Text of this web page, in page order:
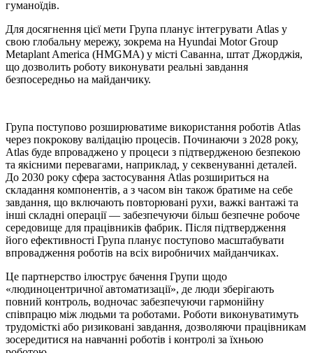
гуманоїдів.
Для досягнення цієї мети Група планує інтегрувати Atlas у
свою глобальну мережу, зокрема на Hyundai Motor Group
Metaplant America (HMGMA) у місті Саванна, штат Джорджія,
що дозволить роботу виконувати реальні завдання
безпосередньо на майданчику.
Група поступово розширюватиме використання роботів Atlas
через покрокову валідацію процесів. Починаючи з 2028 року,
Atlas буде впроваджено у процеси з підтвердженою безпекою
та якісними перевагами, наприклад, у секвенуванні деталей.
До 2030 року сфера застосування Atlas розшириться на
складання компонентів, а з часом він також братиме на себе
завдання, що включають повторювані рухи, важкі вантажі та
інші складні операції — забезпечуючи більш безпечне робоче
середовище для працівників фабрик. Після підтвердження
його ефективності Група планує поступово масштабувати
впровадження роботів на всіх виробничих майданчиках.
Це партнерство ілюструє бачення Групи щодо
«людиноцентричної автоматизації», де люди зберігають
повний контроль, водночас забезпечуючи гармонійну
співпрацю між людьми та роботами. Роботи виконуватимуть
трудомісткі або ризиковані завдання, дозволяючи працівникам
зосередитися на навчанні роботів і контролі за їхньою